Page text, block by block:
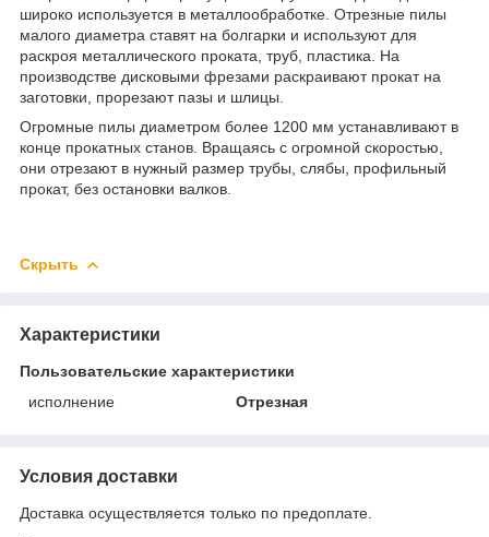
широко используется в металлообработке. Отрезные пилы
малого диаметра ставят на болгарки и используют для
раскроя металлического проката, труб, пластика. На
производстве дисковыми фрезами раскраивают прокат на
заготовки, прорезают пазы и шлицы.
Огромные пилы диаметром более 1200 мм устанавливают в
конце прокатных станов. Вращаясь с огромной скоростью,
они отрезают в нужный размер трубы, слябы, профильный
прокат, без остановки валков.
Скрыть
Характеристики
Пользовательские характеристики
исполнение
Отрезная
Условия доставки
Доставка осуществляется только по предоплате.